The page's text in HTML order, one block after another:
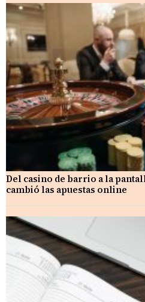
Del casino de barrio a la
cambió las apuestas online